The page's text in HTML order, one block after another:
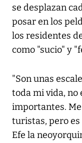
se desplazan
posar en los
los residentes
como "sucio" y
"Son unas
toda mi vida, no
importantes.
turistas, pero es
Efe la